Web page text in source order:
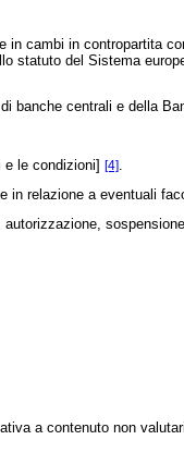
cambi in contropartita
statuto del Sistema
banche centrali e della
le condizioni] [4].
relazione a eventuali
a contenuto non